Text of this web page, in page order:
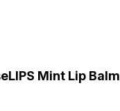
Mint Lip Balm